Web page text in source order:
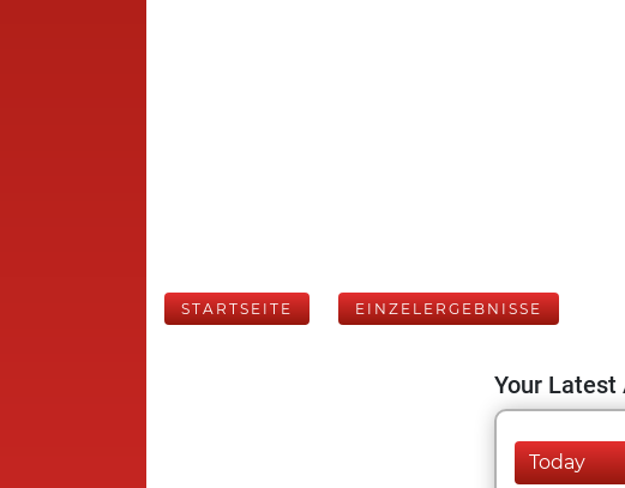
STARTSEITE EINZELERGEBNISSE
Your
Today